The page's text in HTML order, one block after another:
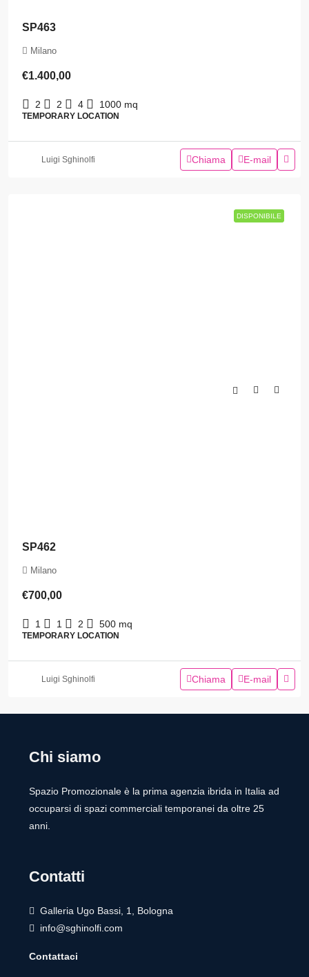
SP463
Milano
€1.400,00
2 2 4 1000 mq
TEMPORARY LOCATION
Luigi Sghinolfi Chiama E-mail
DISPONIBILE
DISPONIBILE
SP462
Milano
€700,00
1 1 2 500 mq
TEMPORARY LOCATION
Luigi Sghinolfi Chiama E-mail
Chi siamo
Spazio Promozionale è la prima agenzia ibrida in Italia ad
occuparsi di spazi commerciali temporanei da oltre 25
anni.
Contatti
Galleria Ugo Bassi, 1, Bologna
info@sghinolfi.com
Contattaci